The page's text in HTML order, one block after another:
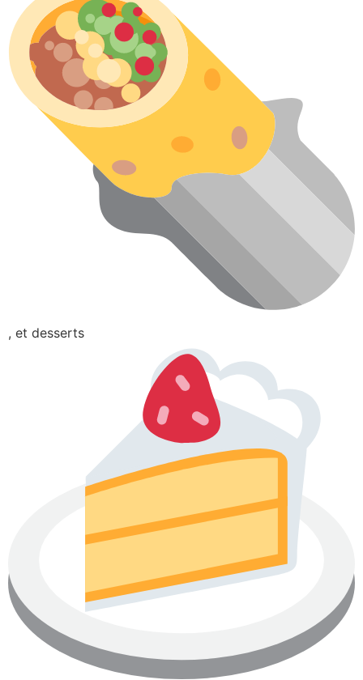
, et desserts